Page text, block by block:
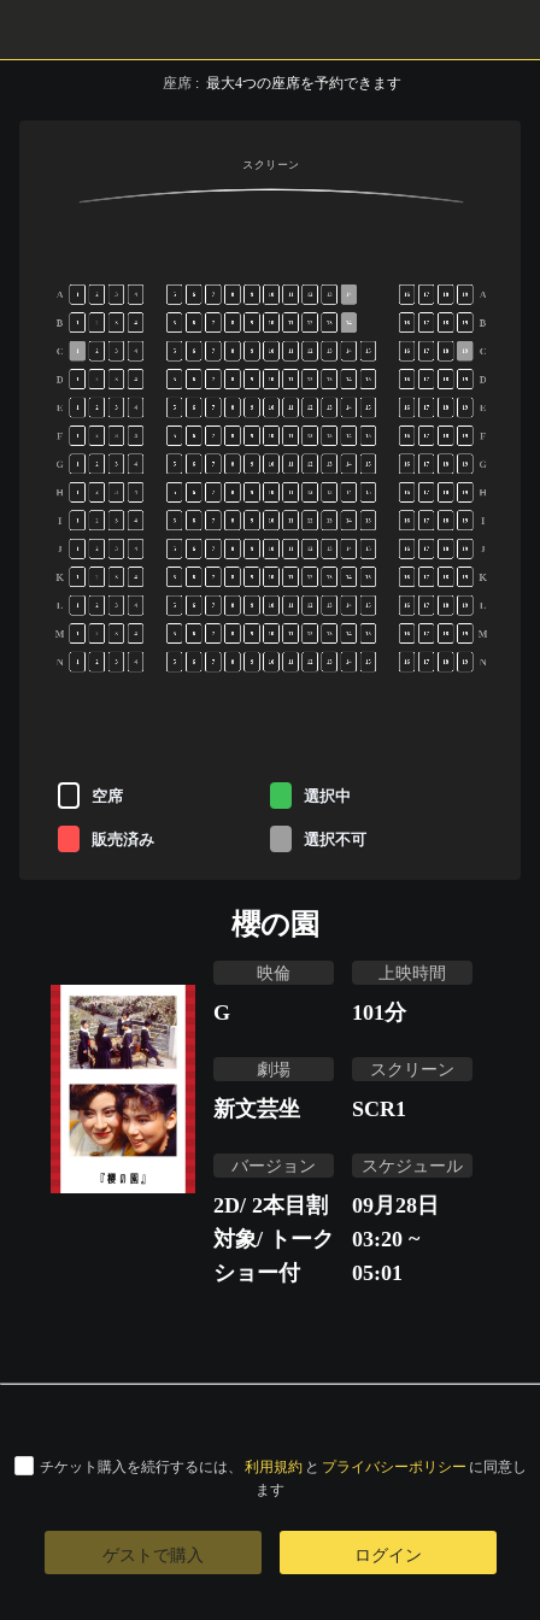
座席 : 最大4つの座席を予約できます
スクリーン
A
B
C
D
E
F
G
H
I
J
K
L
M
N
A
B
C
D
E
F
G
H
I
J
K
L
M
N
1 2 3 4 5 6 7 8 9 10 11 12 13 14 16 17 18 19
1 2 3 4 5 6 7 8 9 10 11 12 13 14 16 17 18 19
1 2 3 4 5 6 7 8 9 10 11 12 13 14 15 16 17 18 19
1 2 3 4 5 6 7 8 9 10 11 12 13 14 15 16 17 18 19
2 3 4 5 6 7 8 9 10 12 13 14 15 16 17 18 19
1 2 3 4 5 6 7 8 9 10 11 12 13 14 15 16 17 18 19
2 3 4 5 6 7 8 9 10 12 13 14 15 16 17 18 19
1 2 3 4 5 6 7 8 9 10 11 12 13 14 15 16 17 18 19
1 2 3 5 6 7 9 10 11 12 13 14 15 16 17 18 19
1 2 3 4 5 6 7 8 9 10 11 12 13 14 15 16 17 18 19
1 2 3 4 5 6 7 8 9 10 11 12 13 14 15 16 17 18 19
1 2 3 4 5 6 7 8 9 10 11 12 13 14 15 16 17 18 19
1 2 3 4 5 6 7 8 9 10 11 12 13 14 15 16 17 18 19
1 2 3 4 5 6 7 8 9 10 12 13 14 15 16 17 18 19
空席 選択中
販売済み 選択不可
櫻の園
映倫
G
上映時間
101分
劇場
新文芸坐
スクリーン
SCR1
バージョン
2D/ 2本目割
対象/ トーク
ショー付
スケジュール
09月28日
03:20 ~
05:01
チケット購入を続行するには、 利用規約 と プライバシーポリシー に同意し
ます
ゲストで購入 ログイン